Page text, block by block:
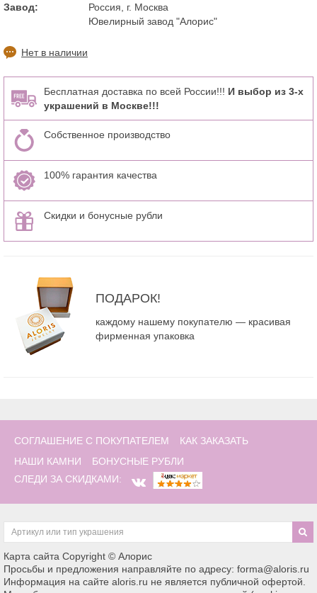
Завод:
Россия, г. Москва
Ювелирный завод "Алорис"
Нет в наличии
Бесплатная доставка по всей России!!! И выбор из 3-х
украшений в Москве!!!
Собственное производство
100% гарантия качества
Скидки и бонусные рубли
ПОДАРОК!
каждому нашему покупателю — красивая
фирменная упаковка
СОГЛАШЕНИЕ С ПОКУПАТЕЛЕМ
КАК ЗАКАЗАТЬ
НАШИ КАМНИ
БОНУСНЫЕ РУБЛИ
СЛЕДИ ЗА СКИДКАМИ:
Карта сайта Copyright © Алорис
Просьбы и предложения направляйте по адресу: forma@aloris.ru
Информация на сайте aloris.ru не является публичной офертой.